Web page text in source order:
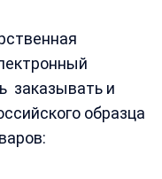
заказывать и
образца